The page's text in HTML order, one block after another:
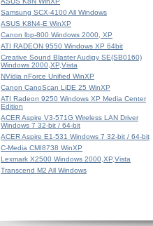
Samsung SCX-4100 All Windows
ASUS K8N4-E WinXP
Canon lbp-800 Windows 2000, XP
ATI RADEON 9550 Windows XP 64bit
Creative Sound Blaster Audigy SE(SB0160)
Windows 2000,XP,Vista
NVidia nForce Unified WinXP
Canon CanoScan LiDE 25 WinXP
ATI Radeon 9250 Windows XP Media Center
Edition
ACER Aspire V3-571G Wireless LAN Driver
Windows 7 32-bit / 64-bit
ACER Aspire E1-531 Windows 7 32-bit / 64-bit
C-Media CMI8738 WinXP
Lexmark X2500 Windows 2000,XP,Vista
Transcend M2 All Windows